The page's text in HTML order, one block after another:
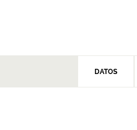
DATOS